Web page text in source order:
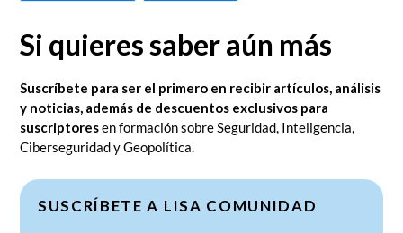
FACEBOOK
TWITTER
Si quieres saber aún más
Suscríbete para ser el primero en recibir artículos, análisis
y noticias, además de descuentos exclusivos para
suscriptoresen formación sobre Seguridad, Inteligencia,
Ciberseguridad y Geopolítica.
SUSCRÍBETE A LISA COMUNIDAD